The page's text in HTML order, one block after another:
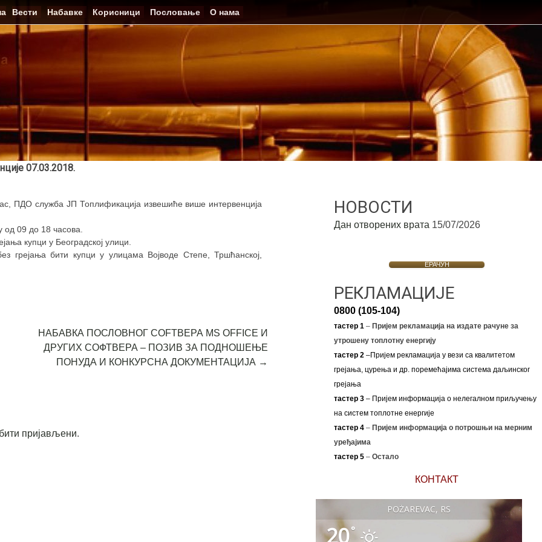
Вести Набавке Корисници Пословање О нама
07.03.2018.
ПДО служба ЈП Топлификација извешиће више интервенција
од 09 до 18 часова.
купци у Београдској улици.
грејања бити купци у улицама Војводе Степе, Тршћанској,
НАБАВКА ПОСЛОВНОГ СОFТВЕРА МS OFFICE И
ДРУГИХ СОФТВЕРА – ПОЗИВ ЗА ПОДНОШЕЊЕ
ПОНУДА И КОНКУРСНА ДОКУМЕНТАЦИЈА →
бити пријављени.
НОВОСТИ
Дан отворених врата 15/07/2026
ЕРАЧУН
РЕКЛАМАЦИЈЕ
0800 (105-104)
тастер 1–Пријем рекламација на издате рачуне за
утрошену топлотну енергију
тастер 2–Пријем рекламација у вези са квалитетом
грејања, цурења и др. поремећајима система даљинског
грејања
тастер 3– Пријем информација о нелегалном приључењу
на систем топлотне енергије
тастер 4 – Пријем информација о потрошњи на мерним
уређајима
тастер 5 – Остало
КОНТАКТ
POŽAREVAC, RS
20°